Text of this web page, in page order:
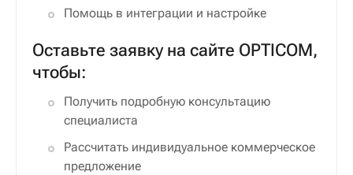
Помощь в интеграции и настройке
Оставьте заявку на сайте OPTICOM,
чтобы:
Получить подробную консультацию
специалиста
Рассчитать индивидуальное коммерческое
предложение